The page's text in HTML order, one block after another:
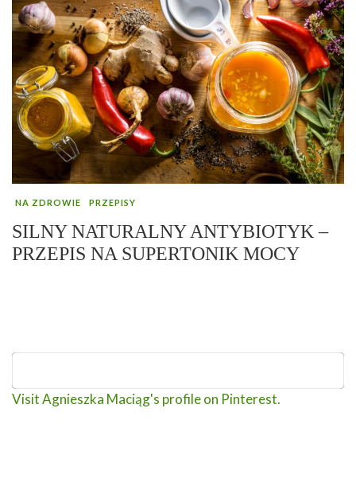
NA ZDROWIE PRZEPISY
SILNY NATURALNY ANTYBIOTYK –
PRZEPIS NA SUPERTONIK MOCY
Visit Agnieszka Maciąg's profile on Pinterest.